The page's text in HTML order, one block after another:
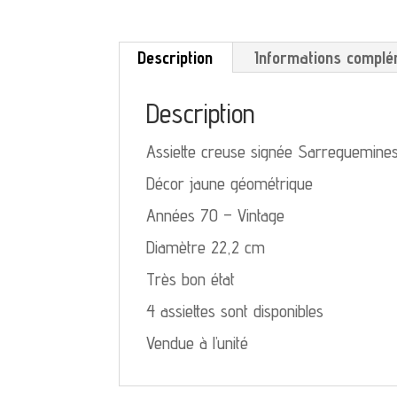
Description Informations
Description
Assiette creuse signée Sarreguemines
Décor jaune géométrique
Années 70 – Vintage
Diamètre 22,2 cm
Très bon état
4 assiettes sont disponibles
Vendue à l’unité